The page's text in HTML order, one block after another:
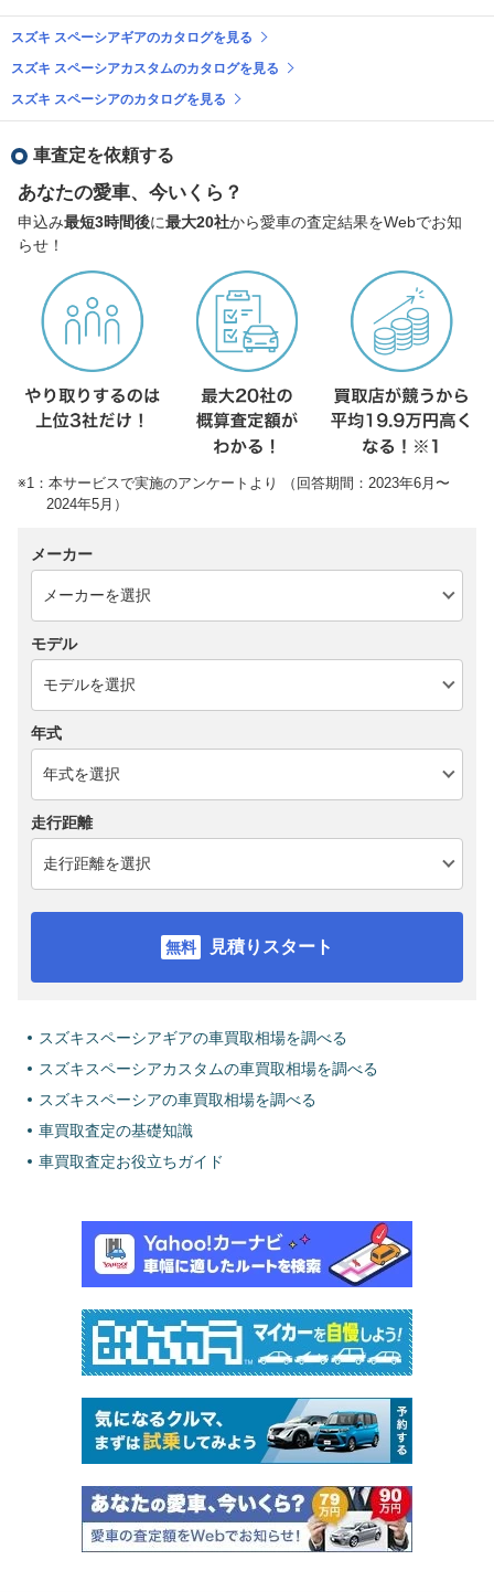
スズキ スペーシアギアのカタログを見る
スズキ スペーシアカスタムのカタログを見る
スズキ スペーシアのカタログを見る
車査定を依頼する
あなたの愛車、今いくら？
申込み最短3時間後に最大20社から愛車の査定結果をWebでお知
らせ！
※1：本サービスで実施のアンケートより （回答期間：2023年6月〜
2024年5月）
メーカー
モデル
年式
走行距離
見積りスタート
スズキスペーシアギアの車買取相場を調べる
スズキスペーシアカスタムの車買取相場を調べる
スズキスペーシアの車買取相場を調べる
車買取査定の基礎知識
車買取査定お役立ちガイド